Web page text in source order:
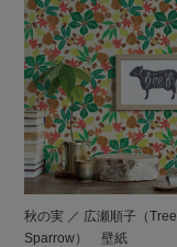
秋の実 ／ 広瀬順子（Tree
Sparrow） 壁紙